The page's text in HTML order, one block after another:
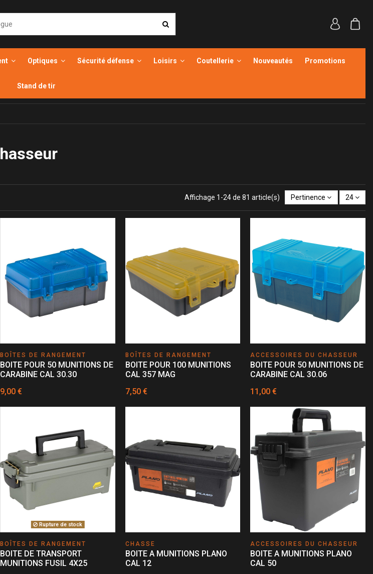
Optiques Sécurité défense Loisirs Coutellerie Nouveautés Promotions
Stand de tir
Affichage 1-24 de 81 article(s) Pertinence 24
BOÎTES DE RANGEMENT
BOITE POUR 50 MUNITIONS DE
CARABINE CAL 30.30
9,00 €
BOÎTES DE RANGEMENT
BOITE POUR 100 MUNITIONS
CAL 357 MAG
7,50 €
ACCESSOIRES DU CHASSEUR
BOITE POUR 50 MUNITIONS DE
CARABINE CAL 30.06
11,00 €
Rupture de stock
BOÎTES DE RANGEMENT
BOITE DE TRANSPORT
MUNITIONS FUSIL 4X25
CHASSE
BOITE A MUNITIONS PLANO
CAL 12
ACCESSOIRES DU CHASSEUR
BOITE A MUNITIONS PLANO
CAL 50